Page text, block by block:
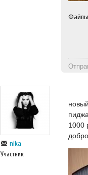
nika
Участник
1000